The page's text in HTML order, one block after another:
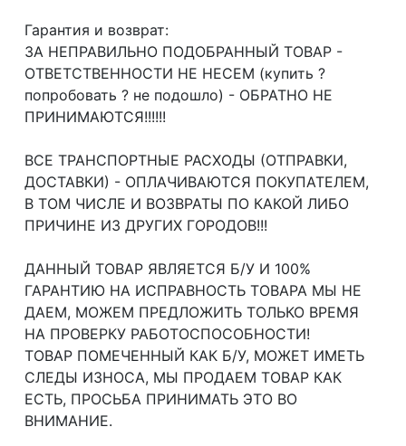
Гарантия и возврат:
ЗА НЕПРАВИЛЬНО ПОДОБРАННЫЙ ТОВАР -
ОТВЕТСТВЕННОСТИ НЕ НЕСЕМ (купить ?
попробовать ? не подошло) - ОБРАТНО НЕ
ПРИНИМАЮТСЯ!!!!!!
ВСЕ ТРАНСПОРТНЫЕ РАСХОДЫ (ОТПРАВКИ,
ДОСТАВКИ) - ОПЛАЧИВАЮТСЯ ПОКУПАТЕЛЕМ,
В ТОМ ЧИСЛЕ И ВОЗВРАТЫ ПО КАКОЙ ЛИБО
ПРИЧИНЕ ИЗ ДРУГИХ ГОРОДОВ!!!
ДАННЫЙ ТОВАР ЯВЛЯЕТСЯ Б/У И 100%
ГАРАНТИЮ НА ИСПРАВНОСТЬ ТОВАРА МЫ НЕ
ДАЕМ, МОЖЕМ ПРЕДЛОЖИТЬ ТОЛЬКО ВРЕМЯ
НА ПРОВЕРКУ РАБОТОСПОСОБНОСТИ!
ТОВАР ПОМЕЧЕННЫЙ КАК Б/У, МОЖЕТ ИМЕТЬ
СЛЕДЫ ИЗНОСА, МЫ ПРОДАЕМ ТОВАР КАК
ЕСТЬ, ПРОСЬБА ПРИНИМАТЬ ЭТО ВО
ВНИМАНИЕ.